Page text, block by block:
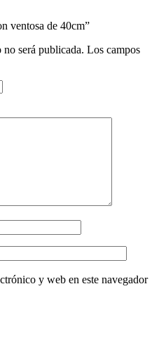
ventosa de 40cm”
será publicada. Los campos
y web en este navegador